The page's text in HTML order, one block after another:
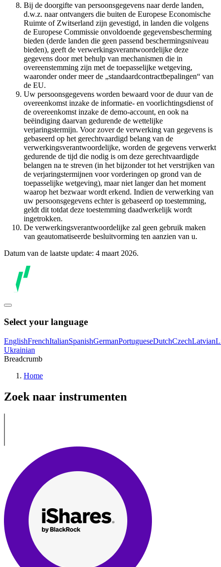
Bij de doorgifte van persoonsgegevens naar derde landen,
d.w.z. naar ontvangers die buiten de Europese Economische
Ruimte of Zwitserland zijn gevestigd, in landen die volgens
de Europese Commissie onvoldoende gegevensbescherming
bieden (derde landen die geen passend beschermingsniveau
bieden), geeft de verwerkingsverantwoordelijke deze
gegevens door met behulp van mechanismen die in
overeenstemming zijn met de toepasselijke wetgeving,
waaronder onder meer de „standaardcontractbepalingen“ van
de EU.
Uw persoonsgegevens worden bewaard voor de duur van de
overeenkomst inzake de informatie- en voorlichtingsdienst of
de overeenkomst inzake de demo-account, en ook na
beëindiging daarvan gedurende de wettelijke
verjaringstermijn. Voor zover de verwerking van gegevens is
gebaseerd op het gerechtvaardigd belang van de
verwerkingsverantwoordelijke, worden de gegevens verwerkt
gedurende de tijd die nodig is om deze gerechtvaardigde
belangen na te streven (in het bijzonder tot het verstrijken van
de verjaringstermijnen voor vorderingen op grond van de
toepasselijke wetgeving), maar niet langer dan het moment
waarop het bezwaar wordt erkend. Indien de verwerking van
uw persoonsgegevens echter is gebaseerd op toestemming,
geldt dit totdat deze toestemming daadwerkelijk wordt
ingetrokken.
De verwerkingsverantwoordelijke zal geen gebruik maken
van geautomatiseerde besluitvorming ten aanzien van u.
Datum van de laatste update: 4 maart 2026.
Select your language
EnglishFrenchItalianSpanishGermanPortugueseDutchCzechLatvian
Ukrainian
Breadcrumb
Home
Zoek naar instrumenten